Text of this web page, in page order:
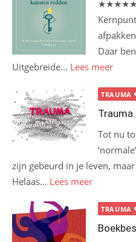
★★★★★
Daar
Uitgebreide... Lees meer
TRAUMA
Trauma
Tot nu
zijn gebeurd in je leven,
Helaas... Lees meer
TRAUMA